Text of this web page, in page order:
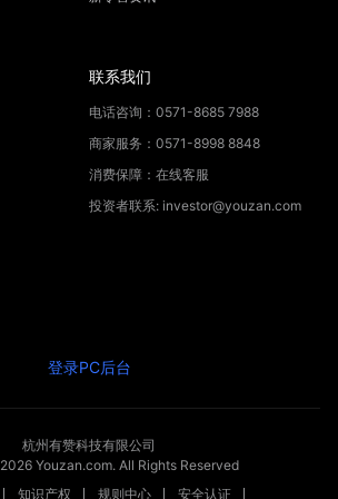
联系我们
电话咨询：0571-8685 7988
商家服务：0571-8998 8848
消费保障：在线客服
投资者联系: investor@youzan.com
登录PC后台
杭州有赞科技有限公司
2026Youzan.com. All Rights Reserved
知识产权 规则中心 安全认证